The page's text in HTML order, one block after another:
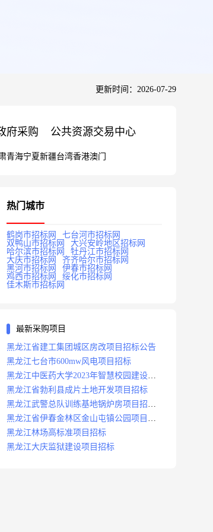
更新时间：2026-07-29
府采购 公共资源交易中心
青海宁夏新疆台湾香港澳门
热门城市
鹤岗市招标网
七台河市招标网
双鸭山市招标网
大兴安岭地区招标网
哈尔滨市招标网
牡丹江市招标网
大庆市招标网
齐齐哈尔市招标网
黑河市招标网
伊春市招标网
鸡西市招标网
绥化市招标网
佳木斯市招标网
最新采购项目
黑龙江省建工集团城区房改项目招标公告
黑龙江七台市600mw风电项目招标
黑龙江中医药大学2023年智慧校园建设项
目招标公告
黑龙江省勃利县成片土地开发项目招标
黑龙江武警总队训练基地锅炉房项目招标
公示
黑龙江省伊春金林区金山屯镇公园项目招
标公告
黑龙江林场高标准项目招标
黑龙江大庆监狱建设项目招标